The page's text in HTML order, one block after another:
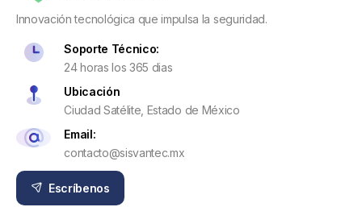
Innovación tecnológica que impulsa la seguridad.
Soporte Técnico:
24 horas los 365 dias
Ubicación
Ciudad Satélite, Estado de México
Email:
contacto@sisvantec.mx
Escríbenos